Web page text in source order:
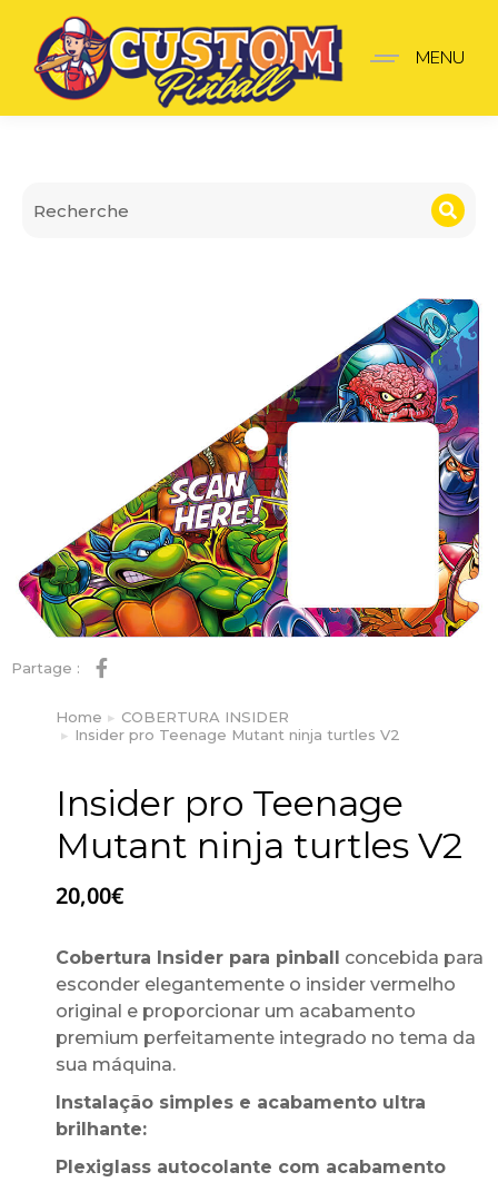
Insider pro Teenage
MENU
Partage :
You are here:
Home
COBERTURA INSIDER
Insider pro Teenage Mutant ninja turtles V2
Insider pro Teenage
Mutant ninja turtles V2
20,00€
Cobertura Insider para pinball concebida para
esconder elegantemente o insider vermelho
original e proporcionar um acabamento
premium perfeitamente integrado no tema da
sua máquina.
Instalação simples e acabamento ultra
brilhante:
Plexiglass autocolante com acabamento